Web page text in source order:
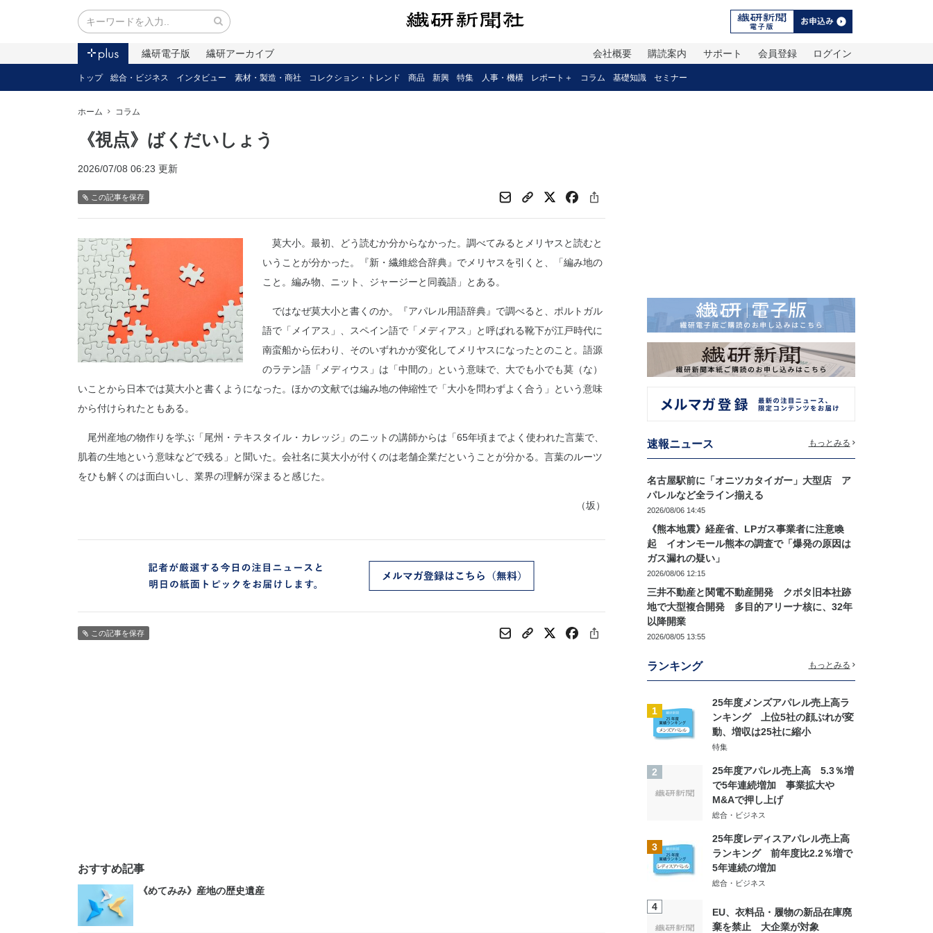
繊研電子版 繊研アーカイブ ログイン
会員登録
サポート
購読案内
会社概要
トップ 総合・ビジネス インタビュー 素材・製造・商社 コレクション・トレンド 商品 新興 特集 人事・機構 レポート＋ コラム 基礎知識 セミナー
ホーム コラム
《視点》ばくだいしょう
2026/07/08 06:23 更新
この記事を保存
莫大小。最初、どう読むか分からなかった。調べてみるとメリヤスと読むと
いうことが分かった。『新・繊維総合辞典』でメリヤスを引くと、「編み地の
こと。編み物、ニット、ジャージーと同義語」とある。
ではなぜ莫大小と書くのか。『アパレル用語辞典』で調べると、ポルトガル
語で「メイアス」、スペイン語で「メディアス」と呼ばれる靴下が江戸時代に
南蛮船から伝わり、そのいずれかが変化してメリヤスになったとのこと。語源
のラテン語「メディウス」は「中間の」という意味で、大でも小でも莫（な）
いことから日本では莫大小と書くようになった。ほかの文献では編み地の伸縮性で「大小を問わずよく合う」という意味
から付けられたともある。
尾州産地の物作りを学ぶ「尾州・テキスタイル・カレッジ」のニットの講師からは「65年頃までよく使われた言葉で、
肌着の生地という意味などで残る」と聞いた。会社名に莫大小が付くのは老舗企業だということが分かる。言葉のルーツ
をひも解くのは面白いし、業界の理解が深まると感じた。
（坂）
この記事を保存
おすすめ記事
《めてみみ》産地の歴史遺産
速報ニュース もっとみる
名古屋駅前に「オニツカタイガー」大型店 ア
パレルなど全ライン揃える
2026/08/06 14:45
《熊本地震》経産省、LPガス事業者に注意喚
起 イオンモール熊本の調査で「爆発の原因は
ガス漏れの疑い」
2026/08/06 12:15
三井不動産と関電不動産開発 クボタ旧本社跡
地で大型複合開発 多目的アリーナ核に、32年
以降開業
2026/08/05 13:55
ランキング もっとみる
1
25年度メンズアパレル売上高ラ
ンキング 上位5社の顔ぶれが変
動、増収は25社に縮小
特集
2
25年度アパレル売上高 5.3％増
で5年連続増加 事業拡大や
M&Aで押し上げ
総合・ビジネス
3
25年度レディスアパレル売上高
ランキング 前年度比2.2％増で
5年連続の増加
総合・ビジネス
4
EU、衣料品・履物の新品在庫廃
棄を禁止 大企業が対象